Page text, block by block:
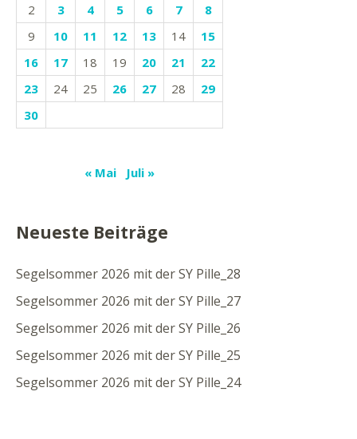
2
3 4 5 6 7
8
9
10 11 12 13 14
15
16
17 18 19 20 21
22
23
24 25 26 27 28
29
30
« Mai Juli »
Neueste Beiträge
Segelsommer 2026 mit der SY Pille_28
Segelsommer 2026 mit der SY Pille_27
Segelsommer 2026 mit der SY Pille_26
Segelsommer 2026 mit der SY Pille_25
Segelsommer 2026 mit der SY Pille_24